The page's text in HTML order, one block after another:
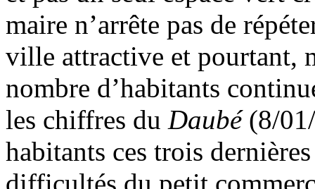
maire n’arrête pas de
ville attractive et pourtant,
nombre d’habitants
les chiffres du Daubé (8/
habitants ces trois
difficultés du petit